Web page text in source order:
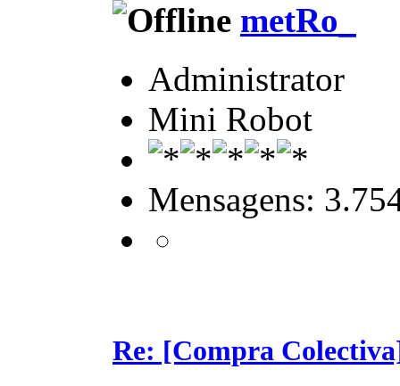
metRo_
Administrator
Mini Robot
Mensagens:
Re: [Compra